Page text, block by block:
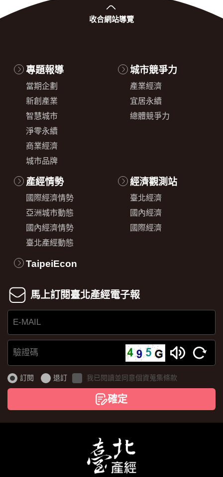
收合網站導覽
專題報導
當期企劃
新創產業
智慧城市
淨零永續
商業經濟
城市品牌
城市競爭力
產業經濟
宜居永續
總體競爭力
產經情勢
國際經濟情勢
亞洲城市動態
國內經濟情勢
臺北產經動態
經濟觀測站
臺北經濟
國內經濟
國際經濟
TaipeiEcon
馬上訂閱臺北產經電子報
E-
MAIL
證
碼
訂閱 退訂 我已閱讀並同意個資蒐集條款
確定